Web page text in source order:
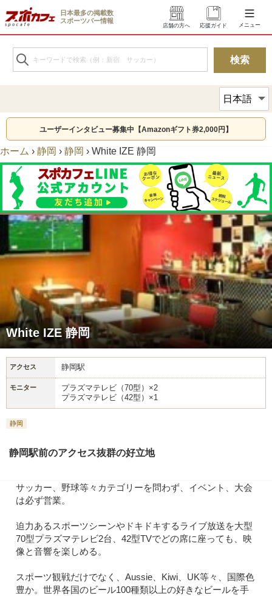
日本最多の掲載数
スポーツバー情報
店舗の方へ 応援ガイド メニュー
ユーザーインタビュー募集中【Amazonギフト券2,000円】
ホーム › 静岡 › 静岡 › White IZE 静岡
White IZE 静岡
アクセス 静岡駅
モニター
プラズマテレビ（70型）×2
プラズマテレビ（42型）×1
静岡
静岡駅前のアクセス抜群の好立地
サッカー、野球等々カテゴリーを問わず、イベント、大会
は必ず営業。
迫力あるスポーツシーンやドキドキするライブ放送を大型
70型プラズマテレビ2台、42型TVでどの席に座っても、映
像と音響を楽しめる。
スポーツ観戦だけでなく、Aussie、Kiwi、UK等々、国際色
豊か。世界各国のビール100種類以上の好きなビールを手